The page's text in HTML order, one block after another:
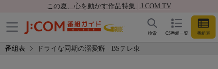
この夏、心を動かす作品特集 | J:COM TV
CS番組一覧 番組表
検索
番組表 ドライな同期の溺愛癖 - BSテレ東